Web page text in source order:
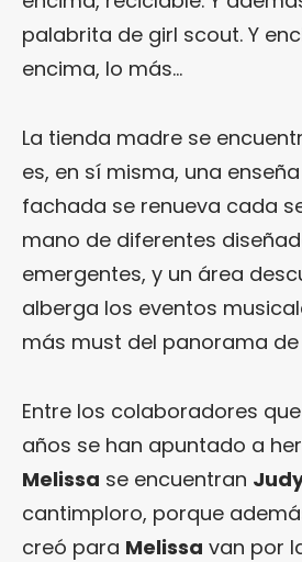
palabrita de girl scout. Y
encima, lo más…
La tienda madre se
es, en sí misma, una
fachada se renueva cada
mano de diferentes
emergentes, y un área
alberga los eventos
más must del panorama
Entre los colaboradores
años se han apuntado a
Melissa se encuentran
cantimploro, porque
creó para Melissa van por